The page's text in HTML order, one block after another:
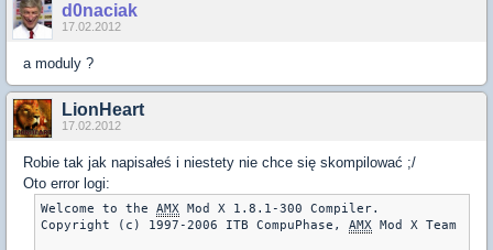
d0naciak
17.02.2012
a moduly ?
LionHeart
17.02.2012
Robie tak jak napisałeś i niestety nie chce się skompilować ;/
Oto error logi:
Welcome to the AMX Mod X 1.8.1-300 Compiler.
Copyright (c) 1997-2006 ITB CompuPhase, AMX Mod X Team